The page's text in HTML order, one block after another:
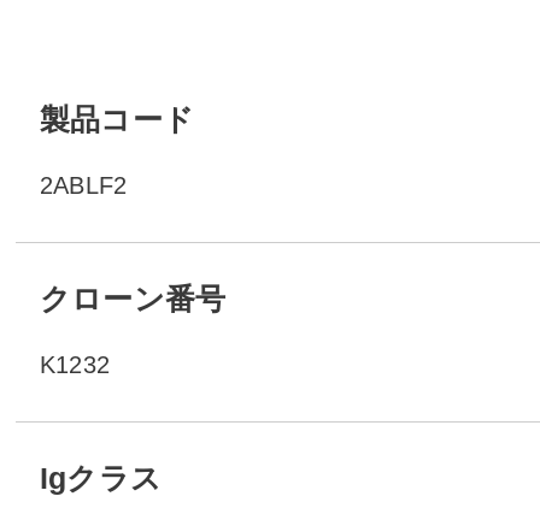
製品コード
2ABLF2
クローン番号
K1232
Igクラス